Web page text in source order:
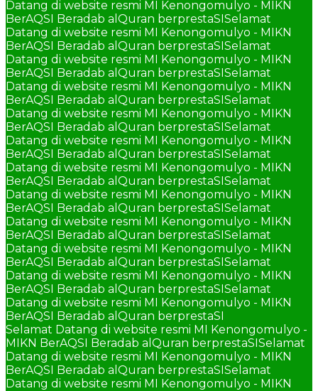
Datang di website resmi MI Kenongomulyo - MIKN
BerAQSI Beradab alQuran berprestaSISelamat
Datang di website resmi MI Kenongomulyo - MIKN
BerAQSI Beradab alQuran berprestaSISelamat
Datang di website resmi MI Kenongomulyo - MIKN
BerAQSI Beradab alQuran berprestaSISelamat
Datang di website resmi MI Kenongomulyo - MIKN
BerAQSI Beradab alQuran berprestaSISelamat
Datang di website resmi MI Kenongomulyo - MIKN
BerAQSI Beradab alQuran berprestaSISelamat
Datang di website resmi MI Kenongomulyo - MIKN
BerAQSI Beradab alQuran berprestaSISelamat
Datang di website resmi MI Kenongomulyo - MIKN
BerAQSI Beradab alQuran berprestaSISelamat
Datang di website resmi MI Kenongomulyo - MIKN
BerAQSI Beradab alQuran berprestaSISelamat
Datang di website resmi MI Kenongomulyo - MIKN
BerAQSI Beradab alQuran berprestaSISelamat
Datang di website resmi MI Kenongomulyo - MIKN
BerAQSI Beradab alQuran berprestaSISelamat
Datang di website resmi MI Kenongomulyo - MIKN
BerAQSI Beradab alQuran berprestaSISelamat
Datang di website resmi MI Kenongomulyo - MIKN
BerAQSI Beradab alQuran berprestaSI
Selamat Datang di website resmi MI Kenongomulyo -
MIKN BerAQSI Beradab alQuran berprestaSISelamat
Datang di website resmi MI Kenongomulyo - MIKN
BerAQSI Beradab alQuran berprestaSISelamat
Datang di website resmi MI Kenongomulyo - MIKN